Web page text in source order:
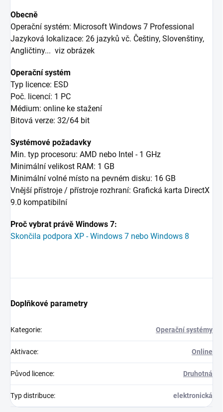
Obecně
Operační systém: Microsoft Windows 7 Professional
Jazyková lokalizace: 26 jazyků vč. Češtiny, Slovenštiny,
Angličtiny... viz obrázek
Operační systém
Typ licence: ESD
Poč. licencí: 1 PC
Médium: online ke stažení
Bitová verze: 32/64 bit
Systémové požadavky
Min. typ procesoru: AMD nebo Intel - 1 GHz
Minimální velikost RAM: 1 GB
Minimální volné místo na pevném disku: 16 GB
Vnější přístroje / přístroje rozhraní: Grafická karta DirectX
9.0 kompatibilní
Proč vybrat právě Windows 7:
Skončila podpora XP - Windows 7 nebo Windows 8
Doplňkové parametry
Kategorie: Operační systémy
Aktivace: Online
Původ licence: Druhotná
Typ distribuce: elektronická